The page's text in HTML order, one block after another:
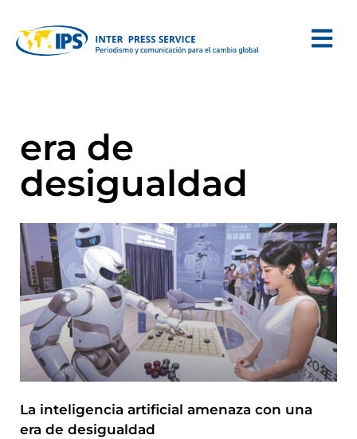
era de
desigualdad
La inteligencia artificial amenaza con una
era de desigualdad